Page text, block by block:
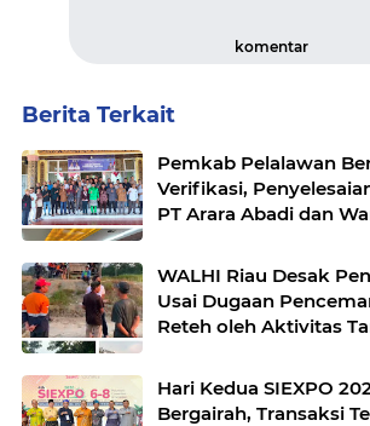
komentar
Berita Terkait
Pemkab Pelalawan
Verifikasi,
PT Arara Abadi dan
WALHI Riau Desak
Usai Dugaan
Reteh oleh Aktivitas
Hari Kedua SIEXPO
Bergairah, Transaksi